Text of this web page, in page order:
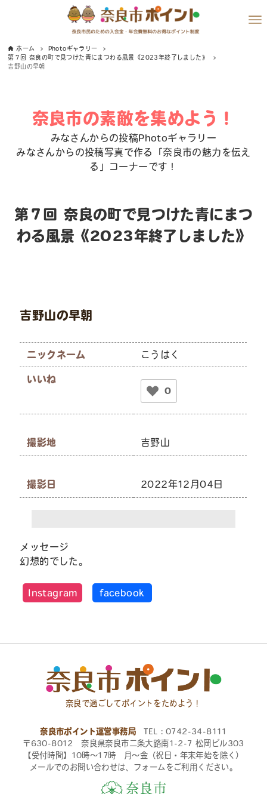
ホーム
Photoギャラリー
第７回 奈良の町で見つけた青にまつわる風景《2023年終了しました》
吉野山の早朝
奈良市の素敵を集めよう！
みなさんからの投稿Photoギャラリー
みなさんからの投稿写真で作る「奈良市の魅力を伝え
る」コーナーです！
第７回 奈良の町で見つけた青にまつ
わる風景《2023年終了しました》
吉野山の早朝
ニックネーム こうはく
いいね
0
撮影地 吉野山
撮影日 2022年12月04日
メッセージ
幻想的でした。
Instagram facebook
奈良で過ごしてポイントをためよう！
奈良市ポイント運営事務局 TEL：0742-34-8111
〒630-8012 奈良県奈良市二条大路南1-2-7 松岡ビル303
【受付時間】10時〜17時 月〜金（祝日・年末年始を除く）
メールでのお問い合わせは、フォームをご利用ください。